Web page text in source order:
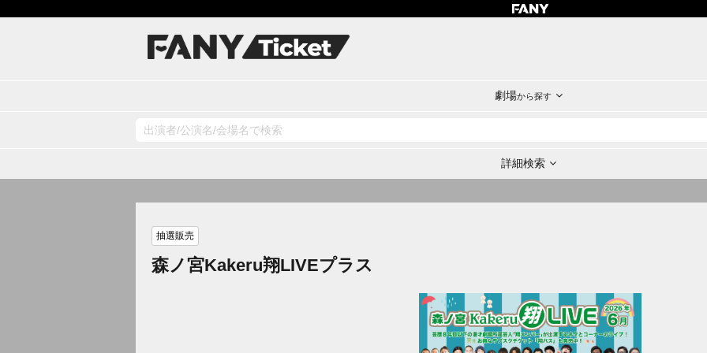
劇場から探す
詳細検索
抽選販売
森ノ宮Kakeru翔LIVEプラス